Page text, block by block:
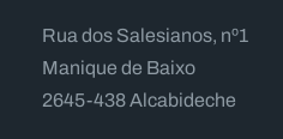
Rua dos Salesianos, nº1
Manique de Baixo
2645-438 Alcabideche